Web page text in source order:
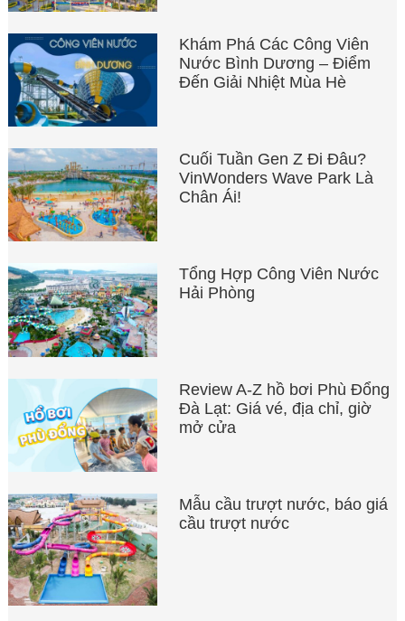
Khám Phá Các Công Viên
Nước Bình Dương – Điểm
Đến Giải Nhiệt Mùa Hè
Cuối Tuần Gen Z Đi Đâu?
VinWonders Wave Park Là
Chân Ái!
Tổng Hợp Công Viên Nước
Hải Phòng
Review A-Z hồ bơi Phù Đổng
Đà Lạt: Giá vé, địa chỉ, giờ
mở cửa
Mẫu cầu trượt nước, báo giá
cầu trượt nước